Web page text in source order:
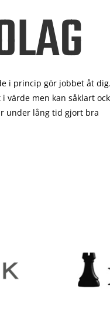
i princip gör jobbet åt dig.
värde men kan såklart
under lång tid gjort bra